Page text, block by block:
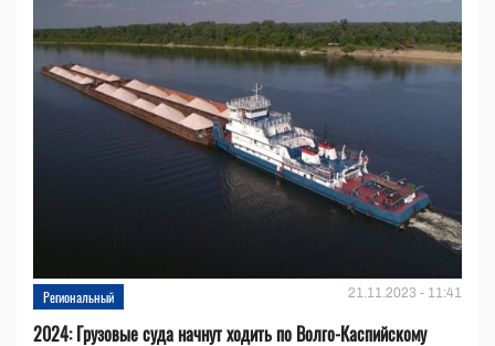
Региональный 21.11.2023 - 11:41
2024: Грузовые суда начнут ходить по Волго-Каспийскому